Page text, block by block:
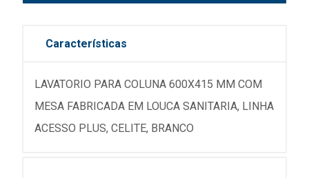
Características
LAVATORIO PARA COLUNA 600X415 MM COM
MESA FABRICADA EM LOUCA SANITARIA, LINHA
ACESSO PLUS, CELITE, BRANCO